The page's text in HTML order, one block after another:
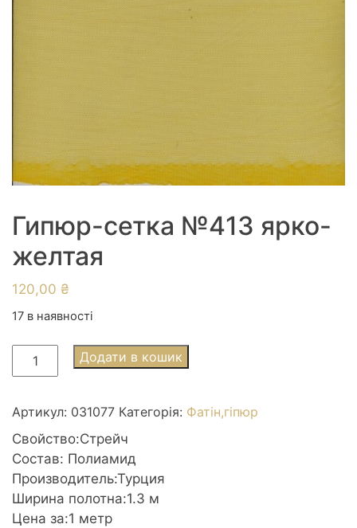
Гипюр-сетка №413 ярко-
желтая
120,00 ₴
17 в наявності
Гипюр-
сетка
ярко-
желтая
кількість
Додати в кошик
Артикул: 031077 Категорія: Фатін,гіпюр
Свойство:Стрейч
Состав: Полиамид
Производитель:Турция
Ширина полотна:1.3 м
Цена за:1 метр